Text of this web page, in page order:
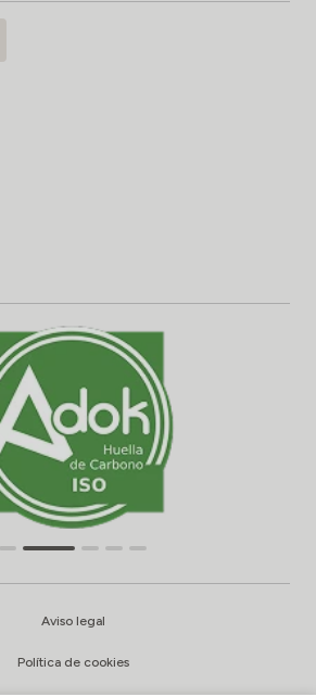
Aviso legal
Política de cookies